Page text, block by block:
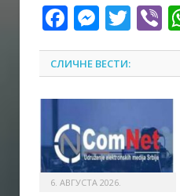
Facebook
СЛИЧНЕ ВЕСТИ:
6. АВГУСТА 2026.